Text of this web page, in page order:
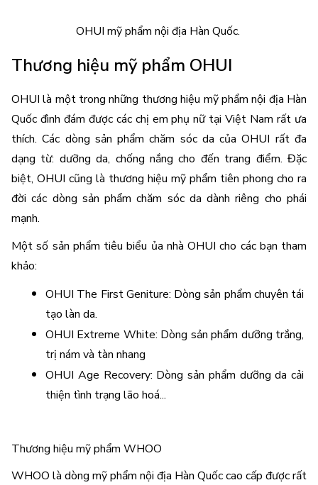
OHUI mỹ phẩm nội địa Hàn Quốc.
Thương hiệu mỹ phẩm OHUI
OHUI là một trong những thương hiệu mỹ phẩm nội địa Hàn
Quốc đình đám được các chị em phụ nữ tại Việt Nam rất ưa
thích. Các dòng sản phẩm chăm sóc da của OHUI rất đa
dạng từ: dưỡng da, chống nắng cho đến trang điểm. Đặc
biệt, OHUI cũng là thương hiệu mỹ phẩm tiên phong cho ra
đời các dòng sản phẩm chăm sóc da dành riêng cho phái
mạnh.
Một số sản phẩm tiêu biểu ủa nhà OHUI cho các bạn tham
khảo:
OHUI The First Geniture: Dòng sản phẩm chuyên tái
tạo làn da.
OHUI Extreme White: Dòng sản phẩm dưỡng trắng,
trị nám và tàn nhang
OHUI Age Recovery: Dòng sản phẩm dưỡng da cải
thiện tình trạng lão hoá...
Thương hiệu mỹ phẩm WHOO
WHOO là dòng mỹ phẩm nội địa Hàn Quốc cao cấp được rất